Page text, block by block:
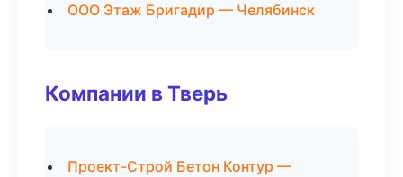
ООО Этаж Бригадир — Челябинск
Компании в Тверь
Проект-Строй Бетон Контур —